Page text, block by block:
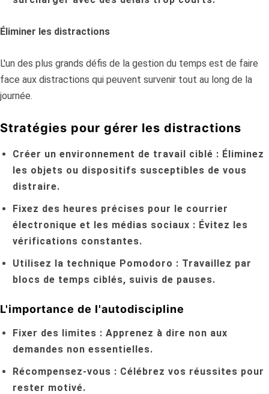
Éliminer les distractions
L'un des plus grands défis de la gestion du temps est de faire
face aux distractions qui peuvent survenir tout au long de la
journée.
Stratégies pour gérer les distractions
Créer un environnement de travail ciblé : Éliminez
les objets ou dispositifs susceptibles de vous
distraire.
Fixez des heures précises pour le courrier
électronique et les médias sociaux : Évitez les
vérifications constantes.
Utilisez la technique Pomodoro : Travaillez par
blocs de temps ciblés, suivis de pauses.
L'importance de l'autodiscipline
Fixer des limites : Apprenez à dire non aux
demandes non essentielles.
Récompensez-vous : Célébrez vos réussites pour
rester motivé.